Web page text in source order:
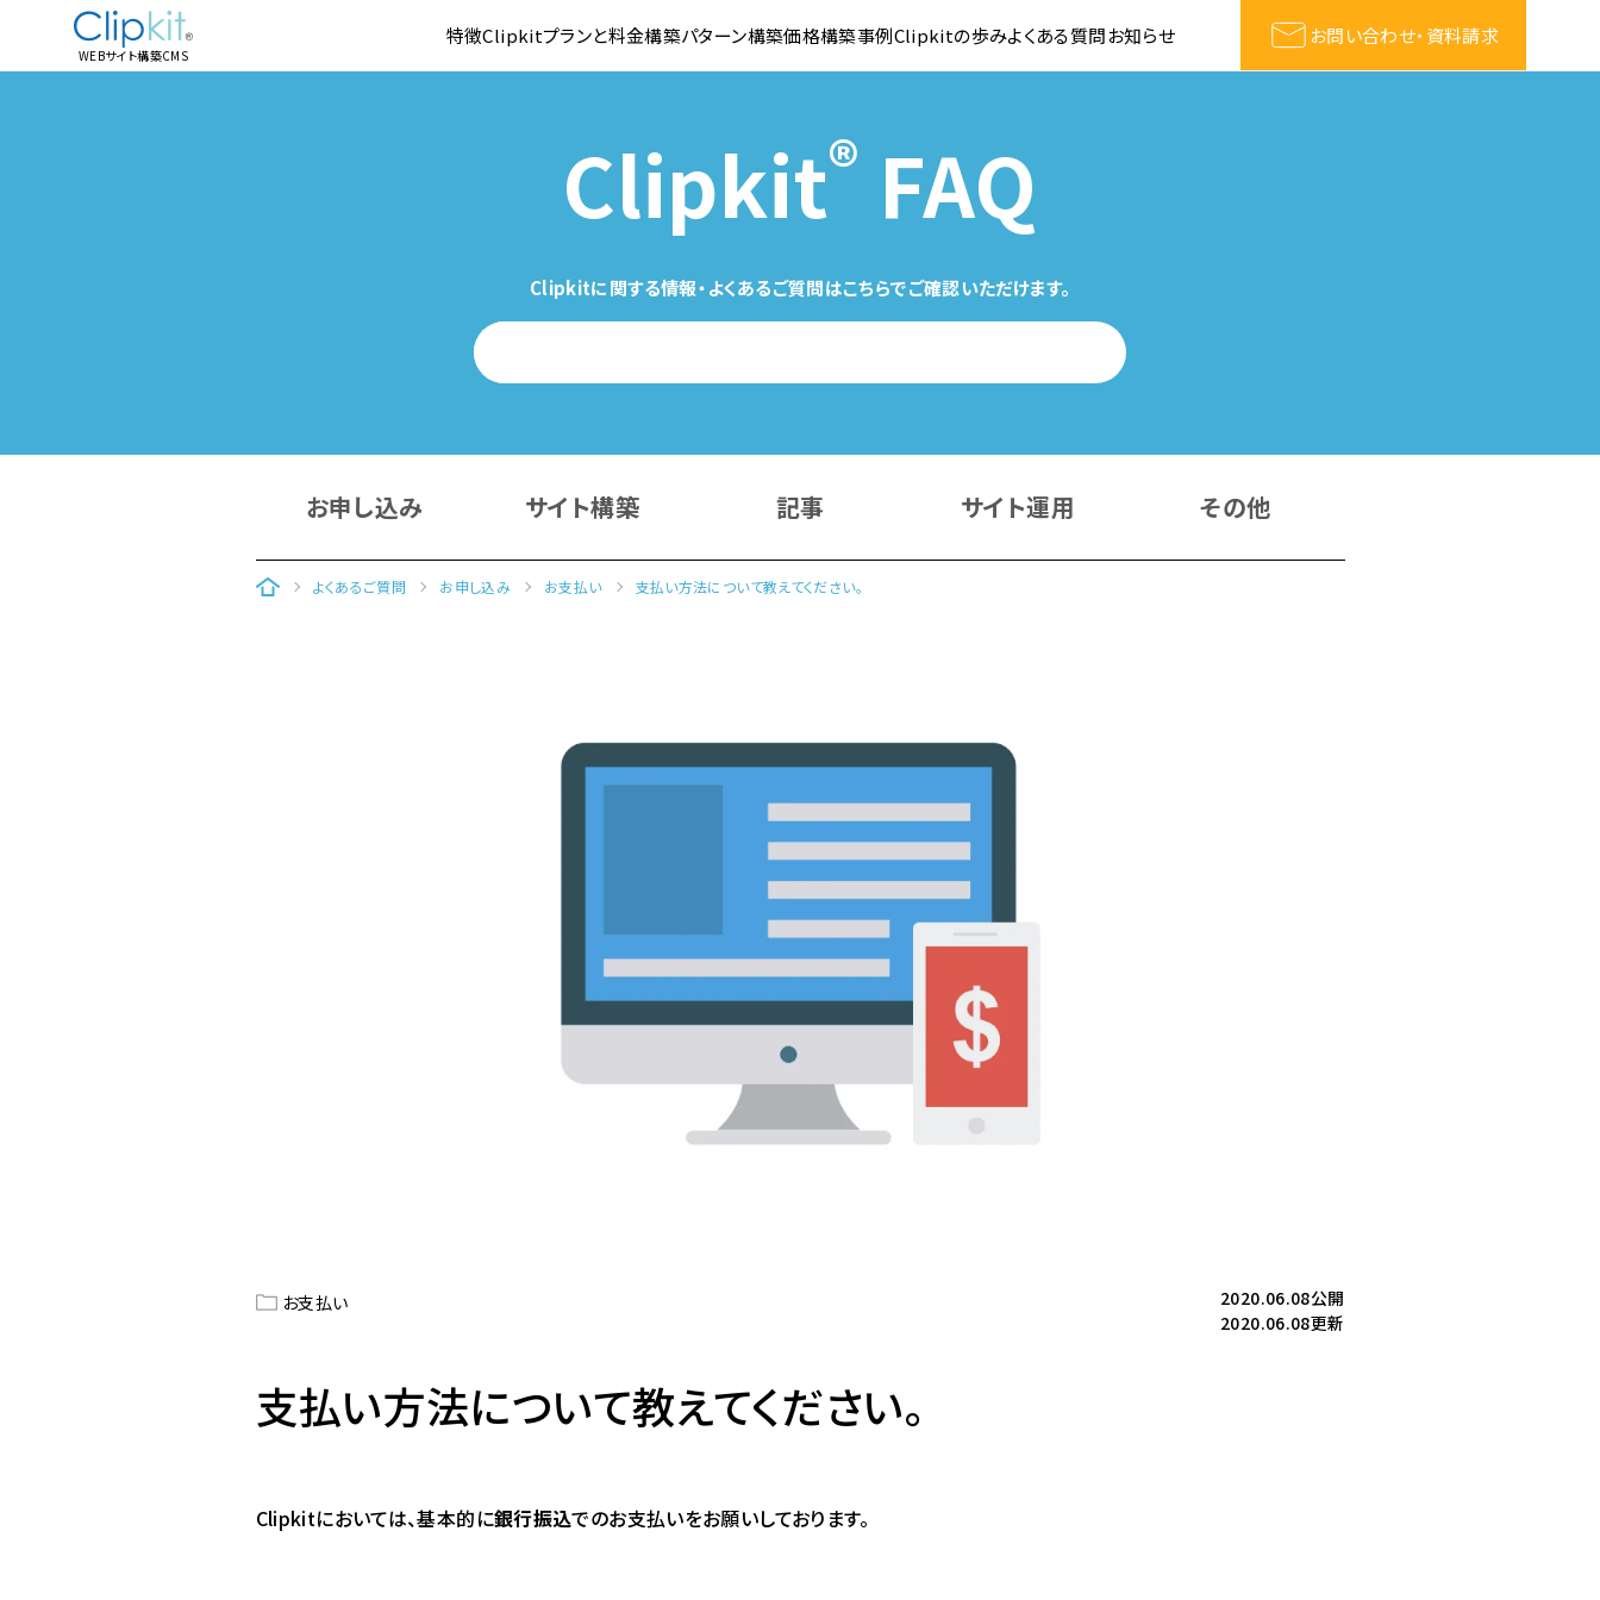
WEBサイト構築CMS
特徴Clipkitプランと料金構築パターン構築価格構築事例Clipkitの歩みよくある質問お知らせ お問い合わせ・資料請求
Clipkit® FAQ
Clipkitに関する情報・よくあるご質問はこちらでご確認いただけます。
お申し込み サイト構築 記事 サイト運用 その他
WEBサイト構築CMS「Clipkit®（クリップキット）」｜日本発、クラウド型（SaaS）・サーバインストール型（オンプレミス）で利用可能、Ruby on Railsで開発したCMSです
よくあるご質問 お申し込み お支払い 支払い方法について教えてください。
お支払い
2020.06.08公開
2020.06.08更新
支払い方法について教えてください。
Clipkitにおいては、基本的に銀行振込でのお支払いをお願いしております。